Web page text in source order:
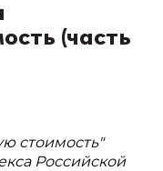
(часть
стоимость"
Российской